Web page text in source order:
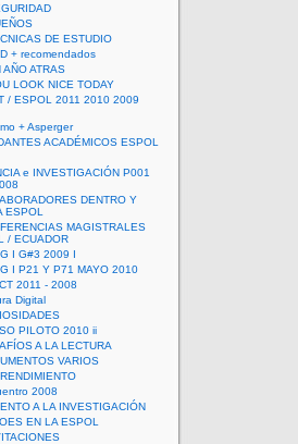
DE ESTUDIO
+ recomendados
AÑO ATRAS
LOOK NICE TODAY
/ ESPOL 2011 2010 2009
+ Asperger
ACADÉMICOS ESPOL
e INVESTIGACIÓN P001
DENTRO Y
ESPOL
MAGISTRALES
/ ECUADOR
I G#3 2009 I
I P21 Y P71 MAYO 2010
2011 - 2008
Digital
PILOTO 2010 ii
A LA LECTURA
VARIOS
2008
A LA INVESTIGACIÓN
EN LA ESPOL